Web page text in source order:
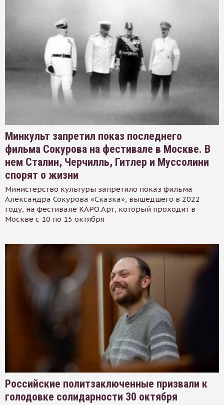
Минкульт запретил показ последнего
фильма Сокурова на фестивале в Москве. В
нем Сталин, Черчилль, Гитлер и Муссолини
спорят о жизни
Министерство культуры запретило показ фильма
Александра Сокурова «Сказка», вышедшего в 2022
году, на фестивале КАРО.Арт, который проходит в
Москве с 10 по 15 октября
Российские политзаключенные призвали к
голодовке солидарности 30 октября